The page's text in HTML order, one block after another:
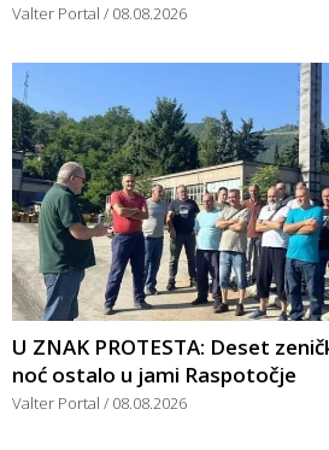
Valter Portal 08.08.2026
U ZNAK PROTESTA: Deset
noć ostalo u jami Raspotočje
Valter Portal 08.08.2026